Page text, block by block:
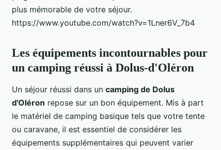
plus mémorable de votre séjour.
https://www.youtube.com/watch?v=1Lner6V_7b4
Les équipements incontournables pour
un camping réussi à Dolus-d'Oléron
Un séjour réussi dans un camping de Dolus
d'Oléron repose sur un bon équipement. Mis à part
le matériel de camping basique tels que votre tente
ou caravane, il est essentiel de considérer les
équipements supplémentaires qui peuvent varier